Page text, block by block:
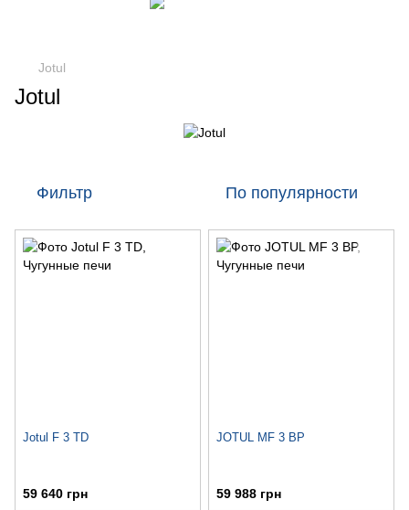
Jotul
Jotul
Фильтр По популярности
Jotul F 3 TD
59 640 грн
JOTUL MF 3 BP
59 988 грн